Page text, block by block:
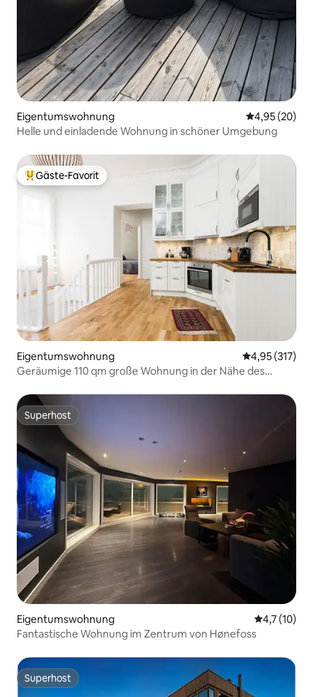
Eigentumswohnung
4,95 (20)
Helle und einladende Wohnung in schöner Umgebung
Beliebter Gäste-Favorit.
Gäste-Favorit
Eigentumswohnung
4,95 (317)
Geräumige 110 qm große Wohnung in der Nähe des
Superhost
Superhost
Eigentumswohnung
4,7 (10)
Fantastische Wohnung im Zentrum von Hønefoss
Superhost
Superhost